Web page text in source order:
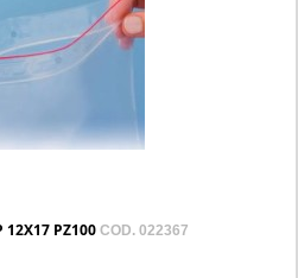
12X17 PZ100 COD. 022367